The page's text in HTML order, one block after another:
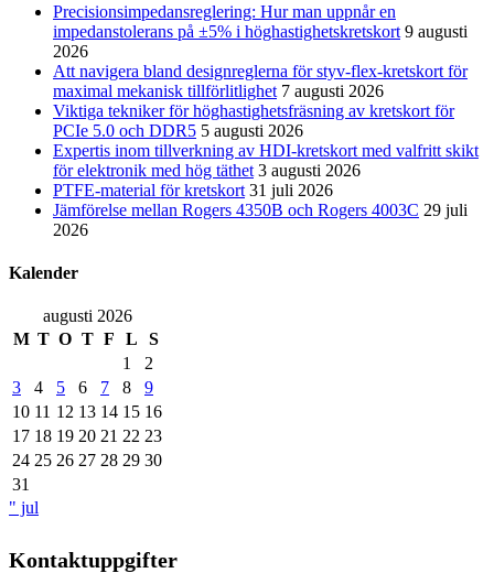
Precisionsimpedansreglering: Hur man uppnår en
impedanstolerans på ±5% i höghastighetskretskort 9 augusti
2026
Att navigera bland designreglerna för styv-flex-kretskort för
maximal mekanisk tillförlitlighet 7 augusti 2026
Viktiga tekniker för höghastighetsfräsning av kretskort för
PCIe 5.0 och DDR5 5 augusti 2026
Expertis inom tillverkning av HDI-kretskort med valfritt skikt
för elektronik med hög täthet 3 augusti 2026
PTFE-material för kretskort 31 juli 2026
Jämförelse mellan Rogers 4350B och Rogers 4003C 29 juli
2026
Kalender
augusti 2026
M T O T F L
S
1
2
3
4 5 6 7 8
9
10 11 12 13 14 15 16
17 18 19 20 21 22 23
24 25 26 27 28 29 30
31
" jul
Kontaktuppgifter